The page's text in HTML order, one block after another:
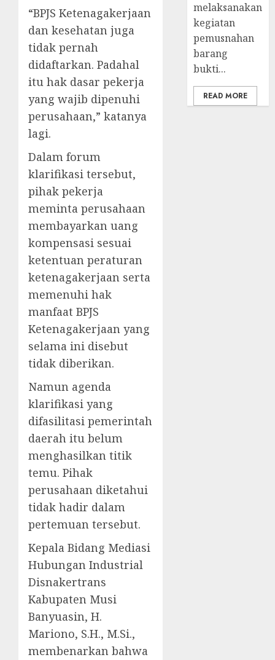
“BPJS Ketenagakerjaan
dan kesehatan juga
tidak pernah
didaftarkan. Padahal
itu hak dasar pekerja
yang wajib dipenuhi
perusahaan,” katanya
lagi.
Dalam forum
klarifikasi tersebut,
pihak pekerja
meminta perusahaan
membayarkan uang
kompensasi sesuai
ketentuan peraturan
ketenagakerjaan serta
memenuhi hak
manfaat BPJS
Ketenagakerjaan yang
selama ini disebut
tidak diberikan.
Namun agenda
klarifikasi yang
difasilitasi pemerintah
daerah itu belum
menghasilkan titik
temu. Pihak
perusahaan diketahui
tidak hadir dalam
pertemuan tersebut.
Kepala Bidang Mediasi
Hubungan Industrial
Disnakertrans
Kabupaten Musi
Banyuasin, H.
Mariono, S.H., M.Si.,
membenarkan bahwa
melaksanakan
kegiatan
pemusnahan
barang
bukti...
READ MORE